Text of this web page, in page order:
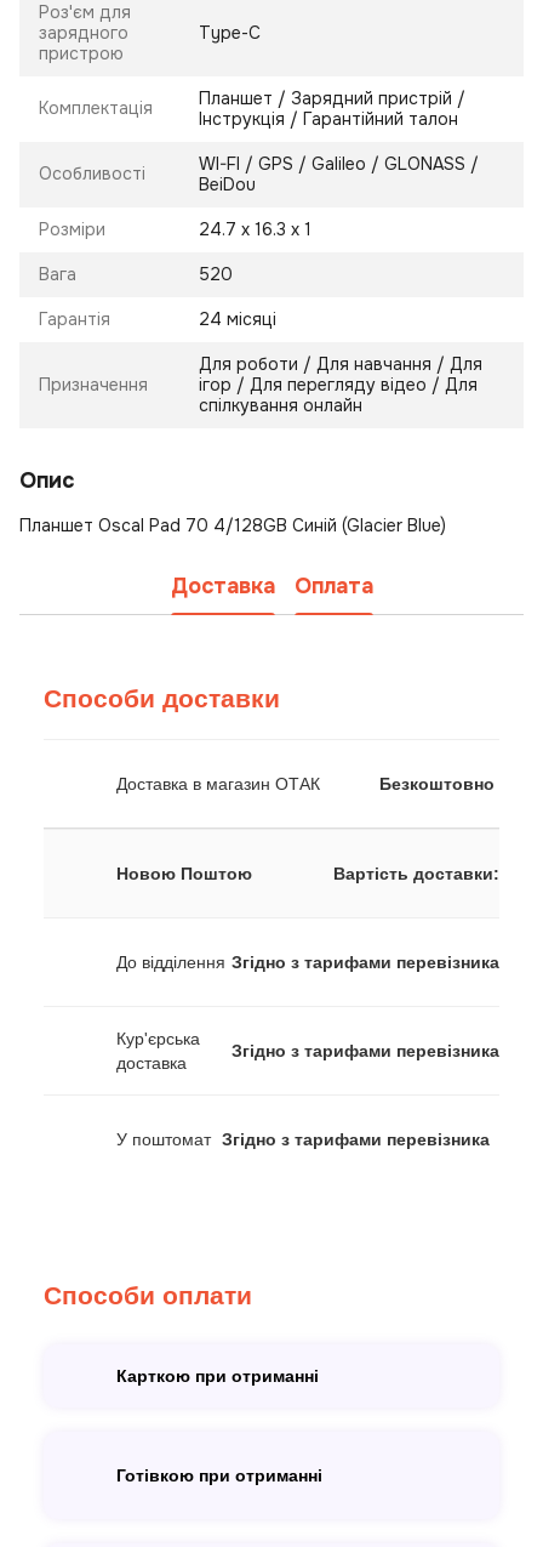
Роз'єм для
зарядного
пристрою
Type-C
Комплектація
Планшет / Зарядний пристрій /
Інструкція / Гарантійний талон
Особливості
WI-FI / GPS / Galileo / GLONASS /
BeiDou
Розміри 24.7 x 16.3 x 1
Вага 520
Гарантія 24 місяці
Призначення
Для роботи / Для навчання / Для
ігор / Для перегляду відео / Для
спілкування онлайн
Опис
Планшет Oscal Pad 70 4/128GB Синій (Glacier Blue)
Доставка Оплата
Способи доставки
Доставка в магазин ОТАК Безкоштовно
Новою Поштою Вартість доставки:
До відділення Згідно з тарифами перевізника
Кур'єрська
доставка
Згідно з тарифами перевізника
У поштомат Згідно з тарифами перевізника
Способи оплати
Карткою при отриманні
Готівкою при отриманні